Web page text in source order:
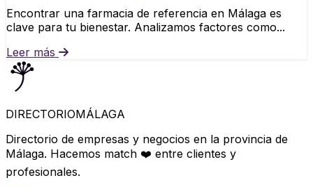
Encontrar una farmacia de referencia en Málaga es
clave para tu bienestar. Analizamos factores como...
Leer más
DIRECTORIOMÁLAGA
Directorio de empresas y negocios en la provincia de
Málaga. Hacemos match ❤️ entre clientes y
profesionales.